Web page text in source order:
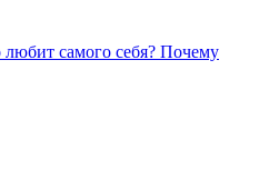
самого себя? Почему